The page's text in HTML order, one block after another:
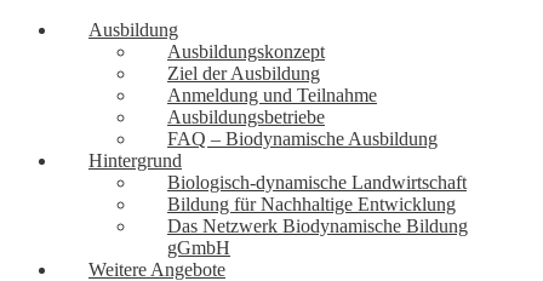
Ausbildung
Ausbildungskonzept
Ziel der Ausbildung
Anmeldung und Teilnahme
Ausbildungsbetriebe
FAQ – Biodynamische Ausbildung
Hintergrund
Biologisch-dynamische Landwirtschaft
Bildung für Nachhaltige Entwicklung
Das Netzwerk Biodynamische Bildung
gGmbH
Weitere Angebote